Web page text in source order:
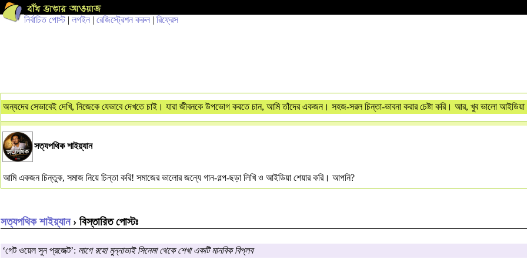
নির্বাচিত পোস্ট| লগইন | রেজিস্ট্রেশন করুন | রিফ্রেস
অন্যদের সেভাবেই দেখি, নিজেকে যেভাবে দেখতে চাই। যারা জীবনকে উপভোগ করতে চান, আমি তাঁদের একজন। সহজ-সরল চিন্তা-ভাবনা করার চেষ্টা করি। আর, খুব ভালো আইডিয়া
সত্যপথিক শাইয়্যান
আমি একজন চিন্তুক, সমাজ নিয়ে চিন্তা করি! সমাজের ভালোর জন্যে গান-গল্প-ছড়া লিখি ও আইডিয়া শেয়ার করি। আপনি?
সত্যপথিক শাইয়্যান› বিস্তারিত পোস্টঃ
‘গেট ওয়েল সুন প্রজেক্ট’: লাগে রহো মুন্নাভাই সিনেমা থেকে শেখা একটি মানবিক বিপ্লব